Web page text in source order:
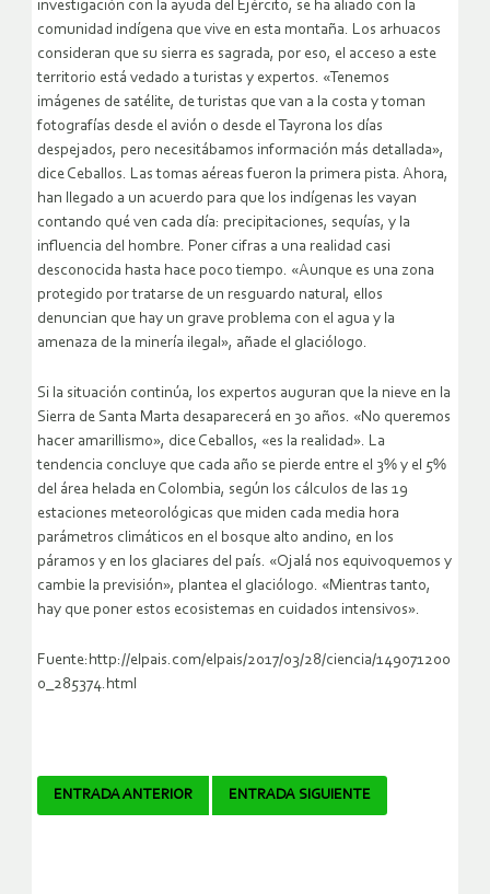
investigación con la ayuda del Ejército, se ha aliado con la
comunidad indígena que vive en esta montaña. Los arhuacos
consideran que su sierra es sagrada, por eso, el acceso a este
territorio está vedado a turistas y expertos. «Tenemos
imágenes de satélite, de turistas que van a la costa y toman
fotografías desde el avión o desde el Tayrona los días
despejados, pero necesitábamos información más detallada»,
dice Ceballos. Las tomas aéreas fueron la primera pista. Ahora,
han llegado a un acuerdo para que los indígenas les vayan
contando qué ven cada día: precipitaciones, sequías, y la
influencia del hombre. Poner cifras a una realidad casi
desconocida hasta hace poco tiempo. «Aunque es una zona
protegido por tratarse de un resguardo natural, ellos
denuncian que hay un grave problema con el agua y la
amenaza de la minería ilegal», añade el glaciólogo.
Si la situación continúa, los expertos auguran que la nieve en la
Sierra de Santa Marta desaparecerá en 30 años. «No queremos
hacer amarillismo», dice Ceballos, «es la realidad». La
tendencia concluye que cada año se pierde entre el 3% y el 5%
del área helada en Colombia, según los cálculos de las 19
estaciones meteorológicas que miden cada media hora
parámetros climáticos en el bosque alto andino, en los
páramos y en los glaciares del país. «Ojalá nos equivoquemos y
cambie la previsión», plantea el glaciólogo. «Mientras tanto,
hay que poner estos ecosistemas en cuidados intensivos».
Fuente:http://elpais.com/elpais/2017/03/28/ciencia/149071200
0_285374.html
Navegador
ENTRADA ANTERIOR ENTRADA SIGUIENTE